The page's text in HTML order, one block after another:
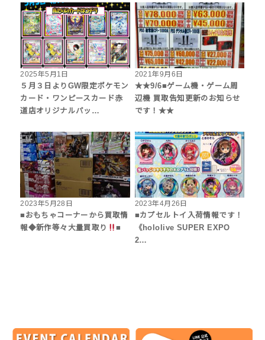
2025年5月1日
５月３日よりGW限定ポケモン
カード・ワンピースカード赤
道店オリジナルパッ…
2021年9月6日
★★9/6■ゲーム機・ゲーム周
辺機 買取告知更新のお知らせ
です！★★
2023年5月28日
■おもちゃコーナーから買取情
報◆新作等々大量買取り
■
2023年4月26日
■カプセルトイ入荷情報です！
《hololive SUPER EXPO
2…